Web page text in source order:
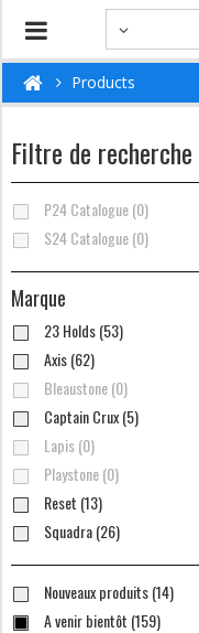
Products
Filtre de recherche
P24 Catalogue (0)
S24 Catalogue (0)
Marque
23 Holds (53)
Axis (62)
Bleaustone (0)
Captain Crux (5)
Lapis (0)
Playstone (0)
Reset (13)
Squadra (26)
Nouveaux produits (14)
A venir bientôt (159)